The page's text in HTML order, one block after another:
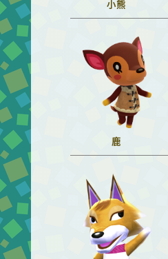
小熊
鹿